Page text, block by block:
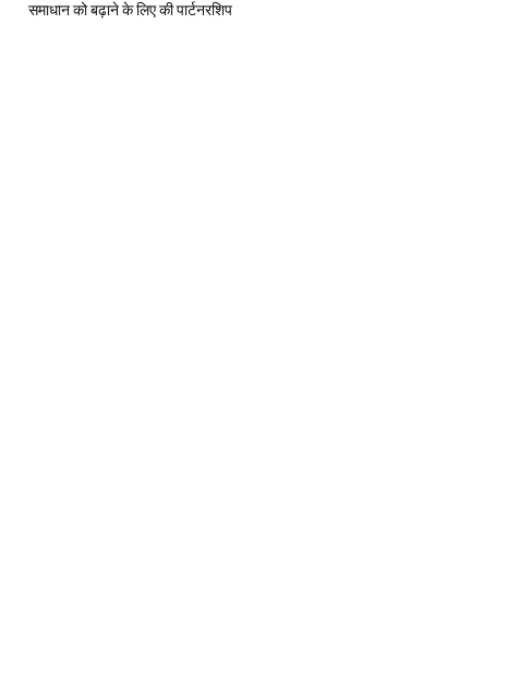
समाधान को बढ़ाने के लिए की पार्टनरशिप